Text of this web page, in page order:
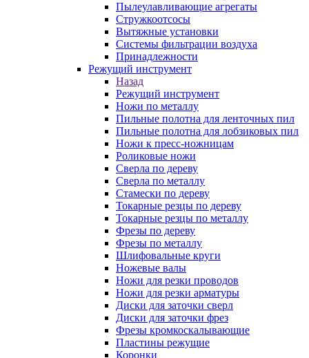
Пылеулавливающие агрегаты
Стружкоотсосы
Вытяжные установки
Системы фильтрации воздуха
Принадлежности
Режущий инструмент
Назад
Режущий инструмент
Ножи по металлу
Пильные полотна для ленточных пил
Пильные полотна для лобзиковых пил
Ножи к пресс-ножницам
Роликовые ножи
Сверла по дереву
Сверла по металлу
Стамески по дереву
Токарные резцы по дереву
Токарные резцы по металлу
Фрезы по дереву
Фрезы по металлу
Шлифовальные круги
Ножевые валы
Ножи для резки проводов
Ножи для резки арматуры
Диски для заточки сверл
Диски для заточки фрез
Фрезы кромкоскалывающие
Пластины режущие
Коронки